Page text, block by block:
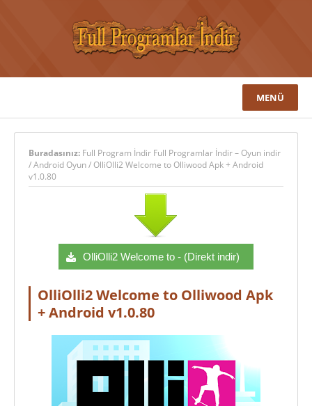
MENÜ
Buradasınız: Full Program İndir Full Programlar İndir – Oyun indir
/Android Oyun/OlliOlli2 Welcome to Olliwood Apk + Android
v1.0.80
OlliOlli2 Welcome to - (Direkt indir)
OlliOlli2 Welcome to Olliwood Apk
+ Android v1.0.80